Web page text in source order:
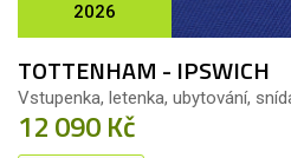
2026
TOTTENHAM - IPSWICH
Vstupenka, letenka, ubytování,
12 090 Kč